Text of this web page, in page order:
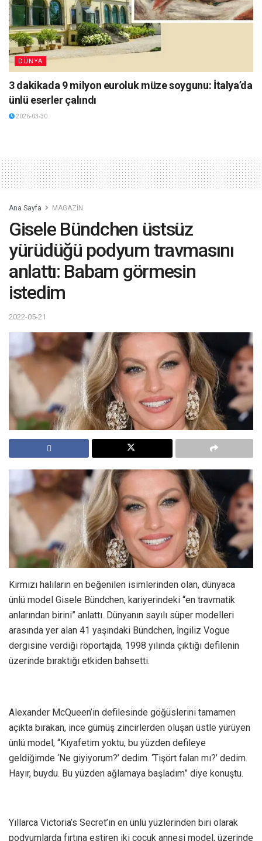
DÜNYA
3 dakikada 9 milyon euroluk müze soygunu: İtalya’da
ünlü eserler çalındı
2026-03-30
Ana Sayfa MAGAZİN
Gisele Bündchen üstsüz
yürüdüğü podyum travmasını
anlattı: Babam görmesin
istedim
2022-05-21
Kırmızı halıların en beğenilen isimlerinden olan, dünyaca
ünlü model Gisele Bündchen, kariyerindeki “en travmatik
anlarından birini” anlattı. Dünyanın sayılı süper modelleri
arasında yer alan 41 yaşındaki Bündchen, İngiliz Vogue
dergisine verdiği röportajda, 1998 yılında çıktığı defilenin
üzerinde bıraktığı etkiden bahsetti.
Alexander McQueen’in defilesinde göğüslerini tamamen
açıkta bırakan, ince gümüş zincirlerden oluşan üstle yürüyen
ünlü model, “Kıyafetim yoktu, bu yüzden defileye
geldiğimde ‘Ne giyiyorum?’ dedim. ‘Tişört falan mı?’ dedim.
Hayır, buydu. Bu yüzden ağlamaya başladım” diye konuştu.
Yıllarca Victoria’s Secret’ın en ünlü yüzlerinden biri olarak
podyumlarda fırtına estiren iki çocuk annesi model, üzerinde